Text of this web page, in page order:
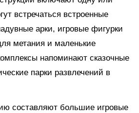
встречаться встроенные
арки, игровые фигурки
метания и маленькие
напоминают сказочные
парки развлечений в
составляют большие игровые